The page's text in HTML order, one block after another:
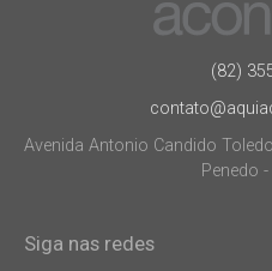
(82)
Avenida Antonio Candido
Penedo
Siga nas redes